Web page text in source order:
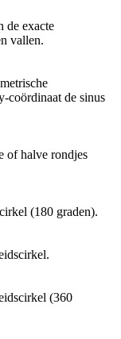
de exacte
vallen.
coördinaat de sinus
of halve rondjes
(180 graden).
(360